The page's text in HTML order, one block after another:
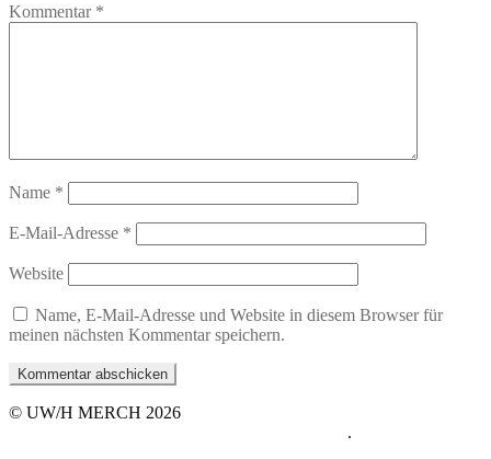
Kommentar *
Name *
E-Mail-Adresse *
Website
Name, E-Mail-Adresse und Website in diesem Browser für
meinen nächsten Kommentar speichern.
© UW/H MERCH 2026
.